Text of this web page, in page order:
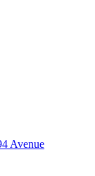
Avenue